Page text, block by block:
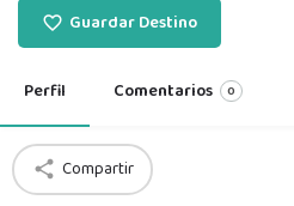
Guardar Destino
Perfil Comentarios 0
Compartir